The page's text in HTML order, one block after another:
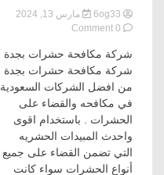
مارس 13, 2024
0 Comment
on
شركة
مكافحة
حشرات
بجدة
01143688766
رش
مبيدات
شركة مكافحة حشرات بجدة
شركة مكافحة حشرات بجدة
من افضل الشركات السعودية
في مكافحه والقضاء على
الحشرات . باستخدام اقوى
واحدث المبيدات الحشريه
التي تضمن القضاء على جميع
أنواع الحشرات سواء كانت